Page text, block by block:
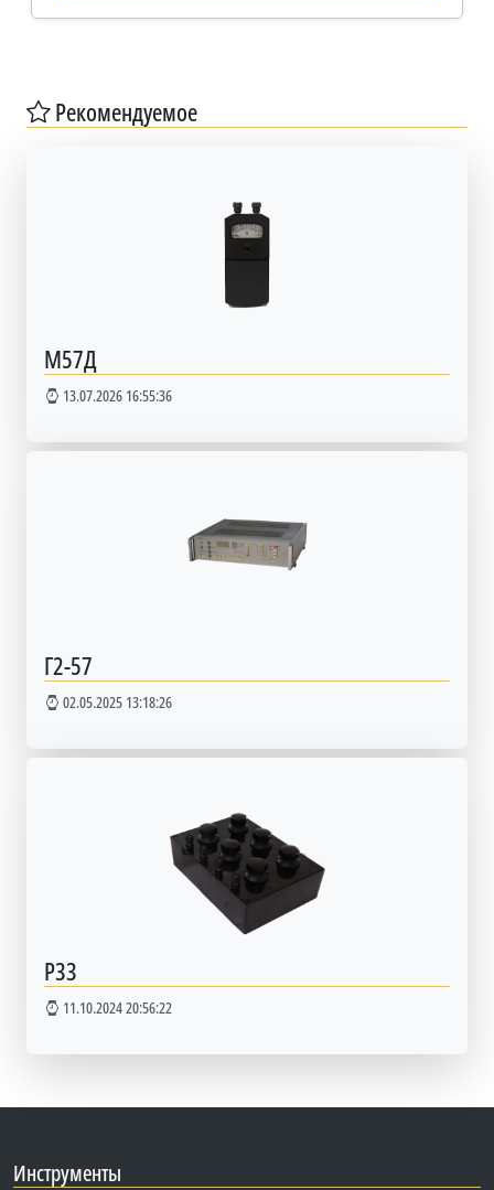
Рекомендуемое
М57Д
13.07.2026 16:55:36
Г2-57
02.05.2025 13:18:26
Р33
11.10.2024 20:56:22
Инструменты